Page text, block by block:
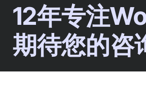
12年专注
期待您的咨